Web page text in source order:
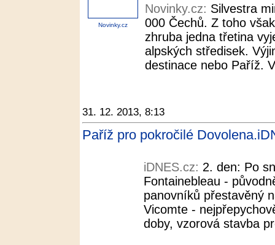
Novinky.cz
Novinky.cz: Silvestra
000 Čechů. Z toho
zhruba jedna třetina
alpských středisek.
destinace nebo Paříž.
31. 12. 2013, 8:13
Paříž pro pokročilé
iDNES.cz: 2. den: Po
Fontainebleau -
panovníků přestavěný
Vicomte -
doby, vzorová stavba